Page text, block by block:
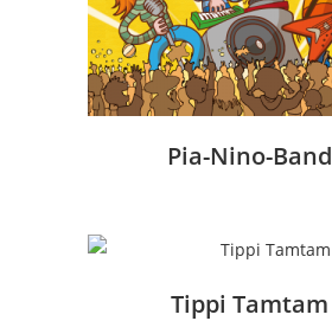
Pia-Nino-Band
Tippi Tamtam